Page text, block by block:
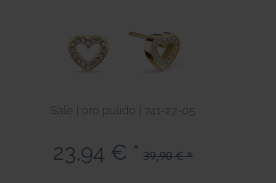
Sale | oro pulido | 741-27-05
23,94 € * 39,90 € *